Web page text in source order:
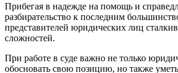
Прибегая в надежде на помощь и
разбирательство к последним
представителей юридических лиц
сложностей.
При работе в суде важно не только
обосновать свою позицию, но также